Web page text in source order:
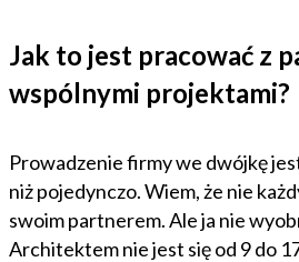
Jak to jest pracować z
wspólnymi projektami?
Prowadzenie firmy we dwójkę
niż pojedynczo. Wiem, że nie
swoim partnerem. Ale ja nie
Architektem nie jest się od 9 do